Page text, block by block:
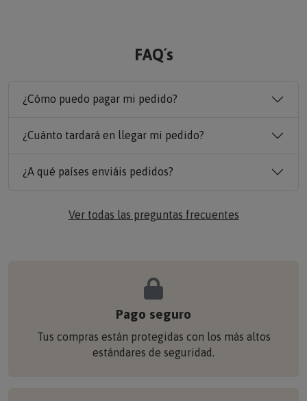
FAQ´s
¿Cómo puedo pagar mi pedido?
¿Cuánto tardará en llegar mi pedido?
¿A qué países enviáis pedidos?
Ver todas las preguntas frecuentes
Pago seguro
Tus compras están protegidas con los más altos
estándares de seguridad.